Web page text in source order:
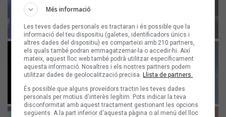
Més informació
Les teves dades personals es tractaran i és possible que la
informació del teu dispositiu (galetes, identificadors únics i
altres dades del dispositiu) es comparteixi amb 210 partners,
els quals també podran emmagatzemar-la o accedir-hi. Així
mateix, aquest lloc web també podrà utilitzar específicament
aquesta informació. Nosaltres i els nostres partners podem
utilitzar dades de geolocalització precisa. Llista de partners.
És possible que alguns proveïdors tractin les teves dades
personals per motius d'interès legítim. Pots indicar la teva
disconformitat amb aquest tractament gestionant les opcions
següents. A la part inferior d'aquesta pàgina o al menú del lloc